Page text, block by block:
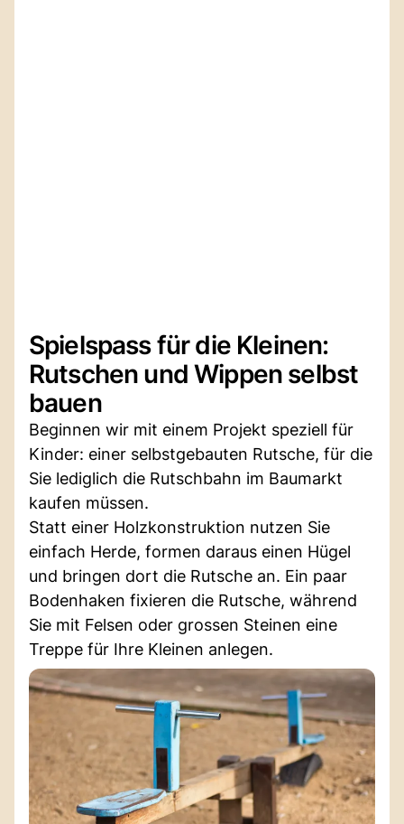
Spielspass für die Kleinen:
Rutschen und Wippen selbst
bauen
Beginnen wir mit einem Projekt speziell für
Kinder: einer selbstgebauten Rutsche, für die
Sie lediglich die Rutschbahn im Baumarkt
kaufen müssen.
Statt einer Holzkonstruktion nutzen Sie
einfach Herde, formen daraus einen Hügel
und bringen dort die Rutsche an. Ein paar
Bodenhaken fixieren die Rutsche, während
Sie mit Felsen oder grossen Steinen eine
Treppe für Ihre Kleinen anlegen.